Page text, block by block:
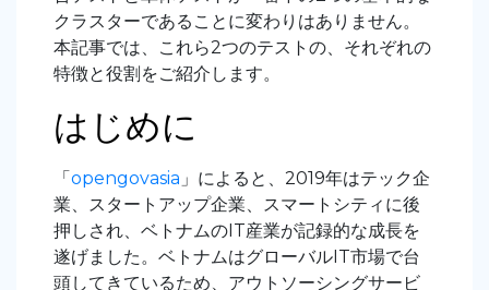
クラスターであることに変わりはありません。
本記事では、これら2つのテストの、それぞれの
特徴と役割をご紹介します。
はじめに
「 opengovasia 」によると、2019年はテック企
業、スタートアップ企業、スマートシティに後
押しされ、ベトナムのIT産業が記録的な成長を
遂げました。ベトナムはグローバルIT市場で台
頭してきているため、アウトソーシングサービ